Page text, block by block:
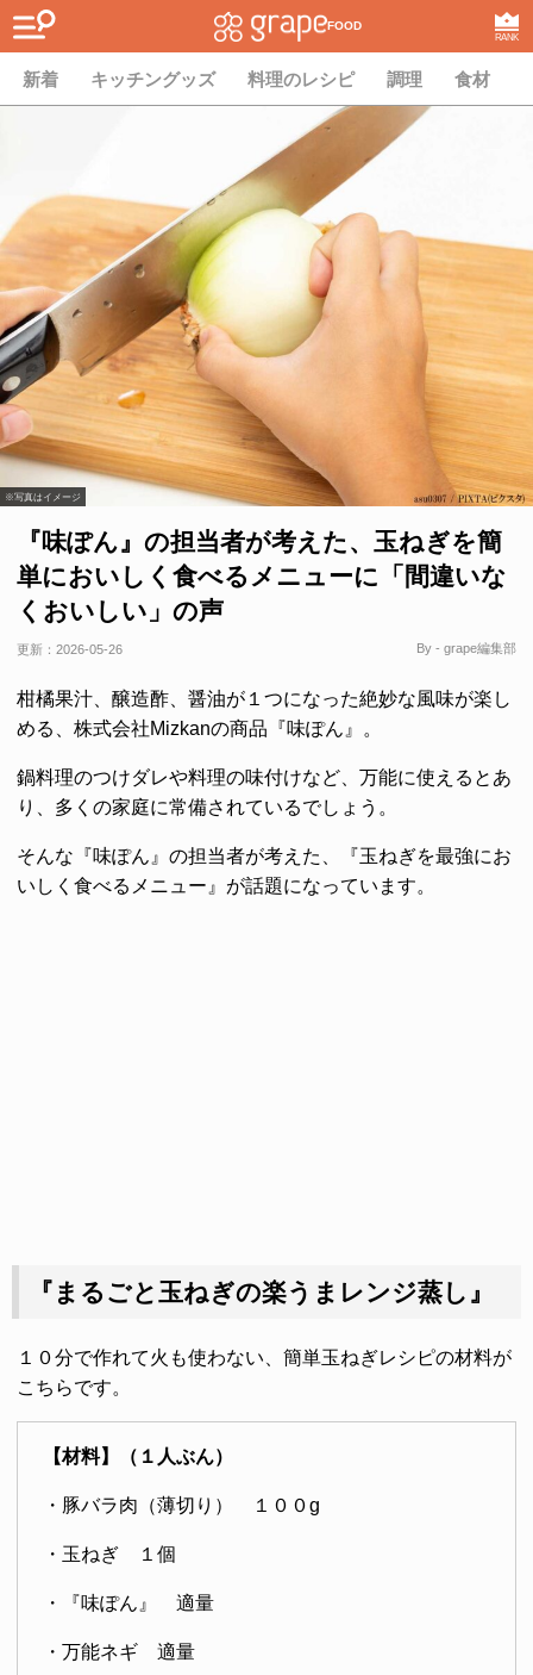
FOOD
RANK
新着 キッチングッズ 料理のレシピ 調理 食材
※写真はイメージ
『味ぽん』の担当者が考えた、玉ねぎを簡
単においしく食べるメニューに「間違いな
くおいしい」の声
更新： 2026-05-26 By - grape編集部
柑橘果汁、醸造酢、醤油が１つになった絶妙な風味が楽し
める、株式会社Mizkanの商品『味ぽん』。
鍋料理のつけダレや料理の味付けなど、万能に使えるとあ
り、多くの家庭に常備されているでしょう。
そんな『味ぽん』の担当者が考えた、『玉ねぎを最強にお
いしく食べるメニュー』が話題になっています。
『まるごと玉ねぎの楽うまレンジ蒸し』
１０分で作れて火も使わない、簡単玉ねぎレシピの材料が
こちらです。
【材料】（１人ぶん）
・豚バラ肉（薄切り） １００g
・玉ねぎ １個
・『味ぽん』 適量
・万能ネギ 適量